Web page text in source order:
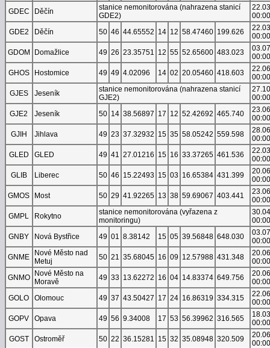
GDEC
Děčín
stanice nemonitorována (nahrazena stanicí
GDE2)
00:00
GDE2
Děčín 50 46 44.65552 14 12 58.47460 199.626
00:00
GDOM
Domažlice 49 26 23.35751 12 55 52.65600 483.023
00:00
GHOS
Hostomice 49 49 4.02096 14 02 20.05460 418.603
00:00
GJES
Jeseník
stanice nemonitorována (nahrazena stanicí
GJE2)
00:00
GJE2
Jeseník 50 14 38.56897 17 12 52.42692 465.740
00:00
GJIH
Jihlava 49 23 37.32932 15 35 58.05242 559.598
00:00
GLED
GLED 49 41 27.01216 15 16 33.37265 461.536
00:00
GLIB
Liberec 50 46 15.22493 15 03 16.65384 431.399
00:00
GMOS
Most 50 29 41.92265 13 38 59.69067 403.441
00:00
GMPL
Rokytno
stanice nemonitorována (vyřazena z
monitoringu)
00:00
GNBY
Nová Bystřice 49 01 8.38142 15 05 39.56848 648.030
00:00
GNME
Nové Město nad
Metuj
50 21 35.68045 16 09 12.57988 431.348
00:00
GNMO
Nové Město na
Moravě
49 33 13.62272 16 04 14.83374 649.756
00:00
GOLO
Olomouc 49 37 43.50427 17 24 16.86319 334.315
00:00
GOPV
Opava 49 56 9.34008 17 53 56.39962 316.565
00:00
GOST
Ostroměř 50 22 36.15281 15 32 35.08948 320.509
00:00